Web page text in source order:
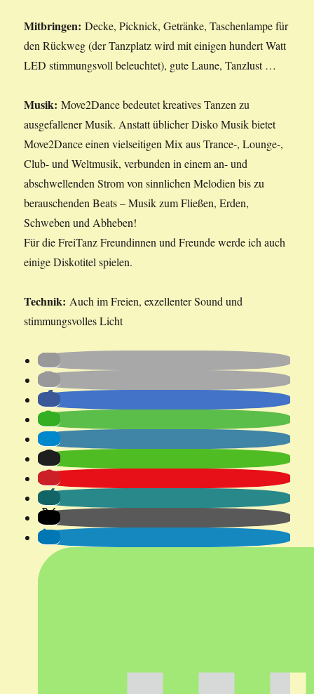
Mitbringen: Decke, Picknick, Getränke, Taschenlampe für
den Rückweg (der Tanzplatz wird mit einigen hundert Watt
LED stimmungsvoll beleuchtet), gute Laune, Tanzlust …
Musik: Move2Dance bedeutet kreatives Tanzen zu
ausgefallener Musik. Anstatt üblicher Disko Musik bietet
Move2Dance einen vielseitigen Mix aus Trance-, Lounge-,
Club- und Weltmusik, verbunden in einem an- und
abschwellenden Strom von sinnlichen Melodien bis zu
berauschenden Beats – Musik zum Fließen, Erden,
Schweben und Abheben!
Für die FreiTanz Freundinnen und Freunde werde ich auch
einige Diskotitel spielen.
Technik: Auch im Freien, exzellenter Sound und
stimmungsvolles Licht